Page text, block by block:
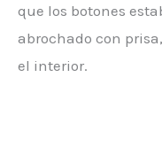
que los botones
abrochado con
el interior.